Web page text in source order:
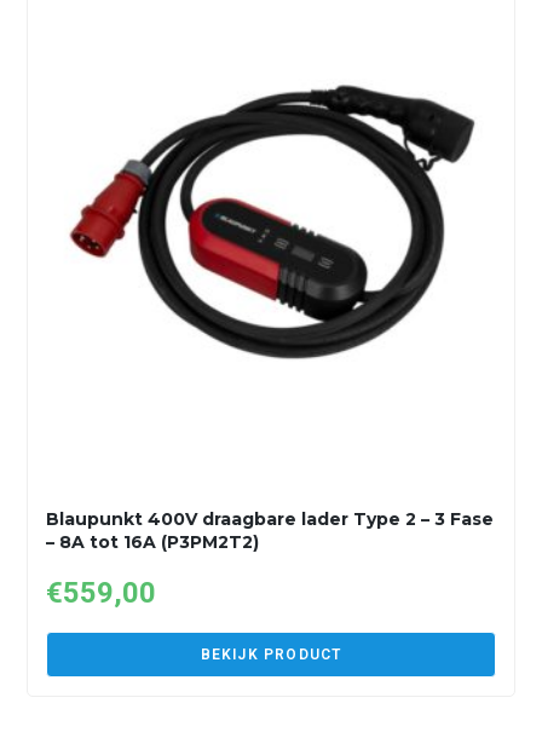
Blaupunkt 400V draagbare lader Type 2 – 3 Fase
– 8A tot 16A (P3PM2T2)
€559,00
BEKIJK PRODUCT